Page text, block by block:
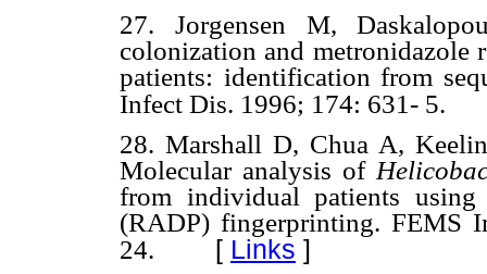
27.
Jorgensen M,
colonization and metronidazole
patients: identification from
Infect Dis. 1996; 174: 631- 5.
28. Marshall D, Chua A,
Molecular analysis of
from individual patients
(RADP) fingerprinting. FEMS
24. [ Links ]